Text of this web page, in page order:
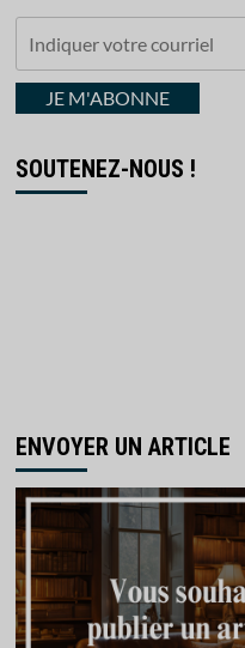
courriel
JE M'ABONNE
SOUTENEZ-NOUS !
ENVOYER UN ARTICLE